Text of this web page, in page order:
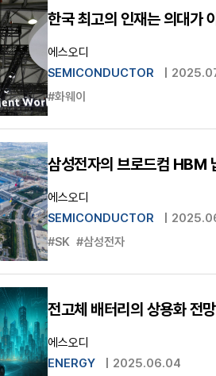
한국 최고의 인재는 의대가
에스오디
SEMICONDUCTOR
#화웨이
삼성전자의 브로드컴 HBM
에스오디
SEMICONDUCTOR
#SK #삼성전자
전고체 배터리의 상용화 전
에스오디
ENERGY
2025.06.04